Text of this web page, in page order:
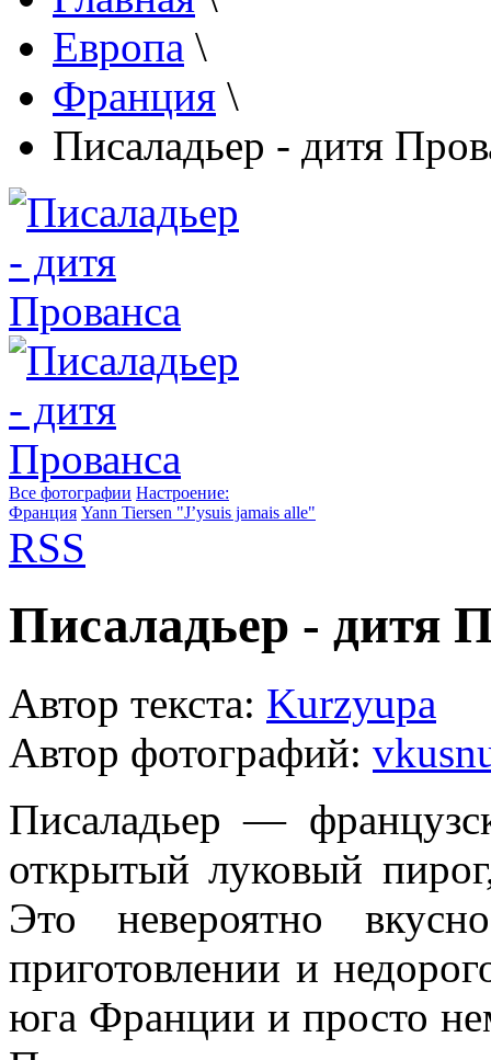
Европа \
Франция \
Писаладьер - дитя
Все фотографии Настроение:
Франция Yann Tiersen "J’ysuis jamais alle"
RSS
Писаладьер - дитя
Автор текста: Kurzyupa
Автор фотографий:
Писаладьер —
открытый луковый
Это невероятно
приготовлении и
юга Франции и просто